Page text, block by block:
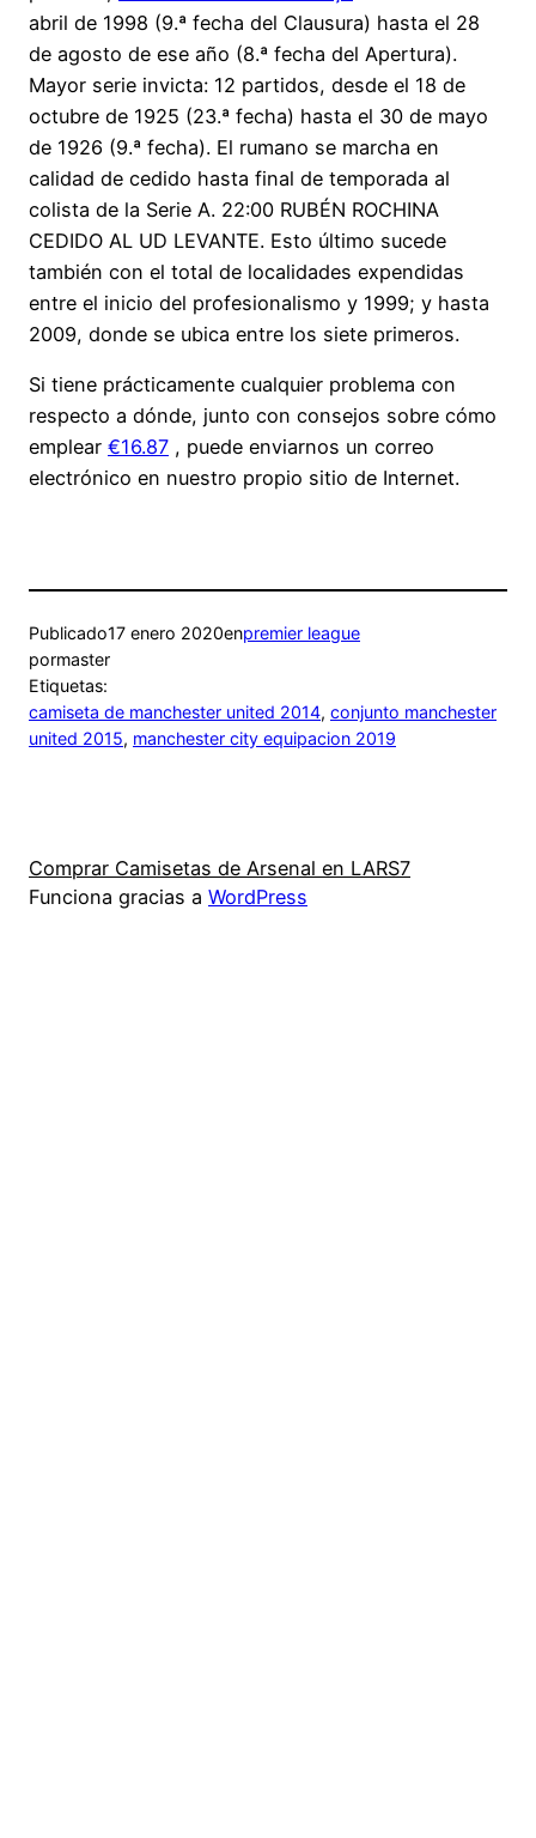
abril de 1998 (9.ª fecha del Clausura) hasta el 28
de agosto de ese año (8.ª fecha del Apertura).
Mayor serie invicta: 12 partidos, desde el 18 de
octubre de 1925 (23.ª fecha) hasta el 30 de mayo
de 1926 (9.ª fecha). El rumano se marcha en
calidad de cedido hasta final de temporada al
colista de la Serie A. 22:00 RUBÉN ROCHINA
CEDIDO AL UD LEVANTE. Esto último sucede
también con el total de localidades expendidas
entre el inicio del profesionalismo y 1999; y hasta
2009, donde se ubica entre los siete primeros.
Si tiene prácticamente cualquier problema con
respecto a dónde, junto con consejos sobre cómo
emplear €16.87 , puede enviarnos un correo
electrónico en nuestro propio sitio de Internet.
Publicado17 enero 2020enpremier league
pormaster
Etiquetas:
camiseta de manchester united 2014, conjunto manchester
united 2015, manchester city equipacion 2019
Comprar Camisetas de Arsenal en LARS7
Funciona gracias a WordPress